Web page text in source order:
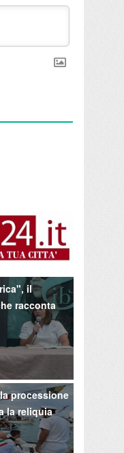
il
racconta
processione
la reliquia